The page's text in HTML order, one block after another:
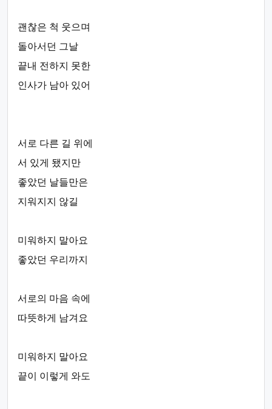
괜찮은 척 웃으며
돌아서던 그날
끝내 전하지 못한
인사가 남아 있어
서로 다른 길 위에
서 있게 됐지만
좋았던 날들만은
지워지지 않길
미워하지 말아요
좋았던 우리까지
서로의 마음 속에
따뜻하게 남겨요
미워하지 말아요
끝이 이렇게 와도